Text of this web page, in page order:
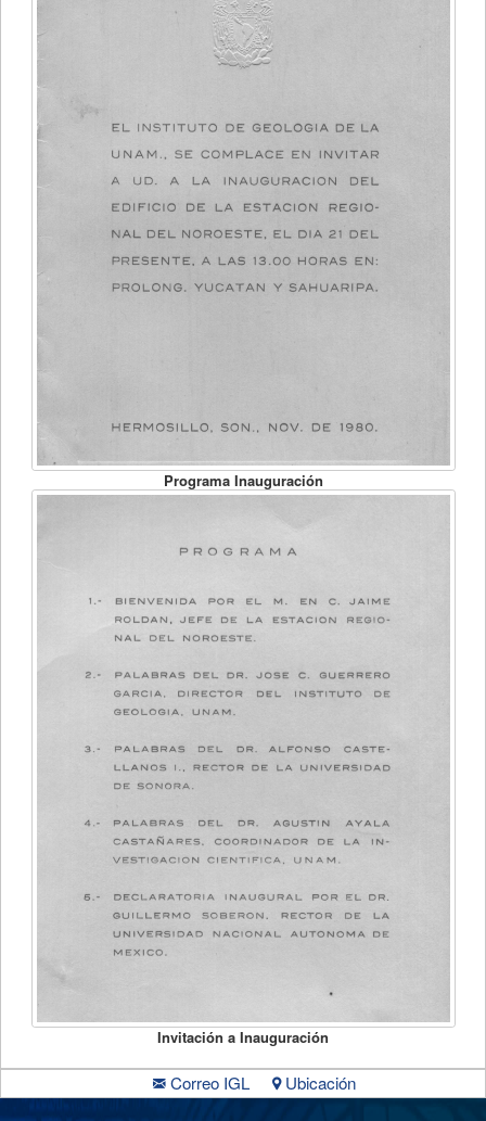
Programa Inauguración
Invitación a Inauguración
Correo IGL Ubicación